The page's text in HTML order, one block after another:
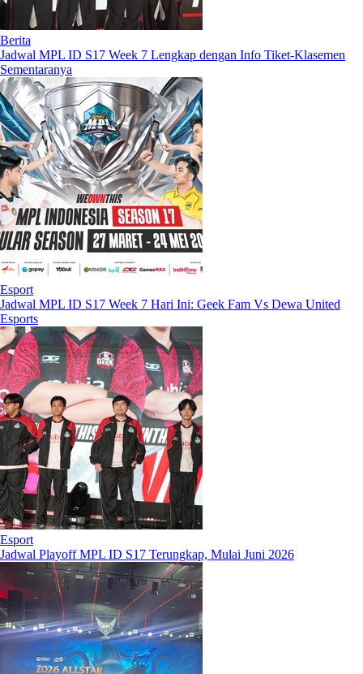
Berita
Jadwal MPL ID S17 Week 7 Lengkap dengan Info Tiket-Klasemen
Sementaranya
Esport
Jadwal MPL ID S17 Week 7 Hari Ini: Geek Fam Vs Dewa United
Esports
Esport
Jadwal Playoff MPL ID S17 Terungkap, Mulai Juni 2026